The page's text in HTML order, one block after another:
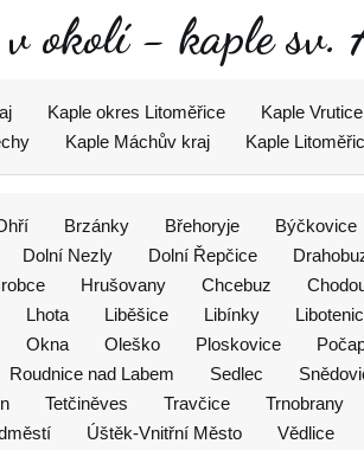
okolí - kaple sv.
Kaple okres Litoměřice Kaple Vrutice
Kaple Máchův kraj Kaple
Brzánky Břehoryje Býčkovice
Dolní Nezly Dolní Řepčice
Hrušovany Chcebuz
Lhota Liběšice Libínky
Okna Oleško Ploskovice
Roudnice nad Labem Sedlec
Tetčiněves Travčice Trnobrany
Úštěk-Vnitřní Město Vědlice